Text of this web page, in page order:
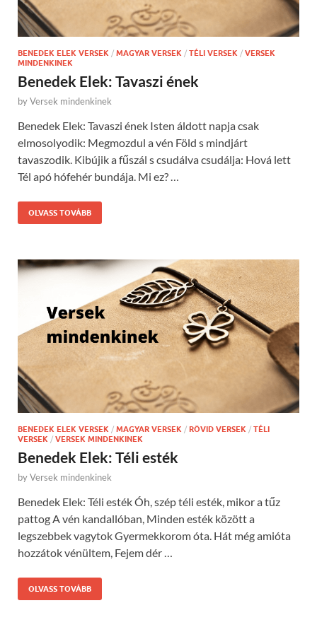
BENEDEK ELEK VERSEK / MAGYAR VERSEK / TÉLI VERSEK / VERSEK
MINDENKINEK
Benedek Elek: Tavaszi ének
byVersek mindenkinek
Benedek Elek: Tavaszi ének Isten áldott napja csak
elmosolyodik: Megmozdul a vén Föld s mindjárt
tavaszodik. Kibújik a fűszál s csudálva csudálja: Hová lett
Tél apó hófehér bundája. Mi ez? …
OLVASS TOVÁBB
BENEDEK ELEK VERSEK / MAGYAR VERSEK / RÖVID VERSEK / TÉLI
VERSEK / VERSEK MINDENKINEK
Benedek Elek: Téli esték
byVersek mindenkinek
Benedek Elek: Téli esték Óh, szép téli esték, mikor a tűz
pattog A vén kandallóban, Minden esték között a
legszebbek vagytok Gyermekkorom óta. Hát még amióta
hozzátok vénültem, Fejem dér …
OLVASS TOVÁBB